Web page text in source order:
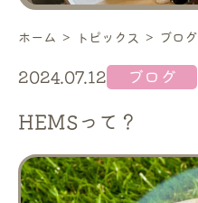
ホーム ＞ トピックス ＞ ブログ
2024.07.12 ブログ
HEMSって？